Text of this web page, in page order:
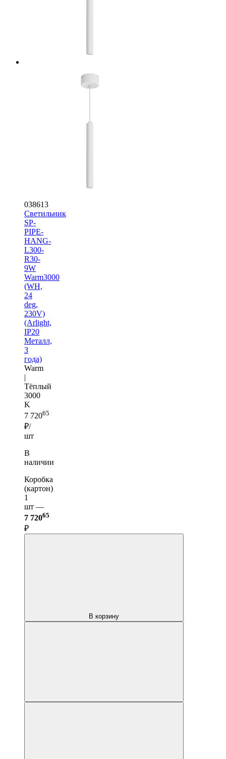
038613
Светильник
SP-
PIPE-
HANG-
L300-
R30-
9W
Warm3000
(WH,
24
deg,
230V)
(Arlight,
IP20
Металл,
3
года)
Warm
|
Тёплый
3000
K
7 72065
₽/
шт
В
наличии
Коробка
(картон)
1
шт —
7 72065
₽
В корзину